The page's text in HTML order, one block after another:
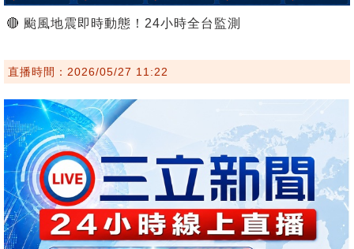
🔴 颱風地震即時動態！24小時全台監測
直播時間：2026/05/27 11:22